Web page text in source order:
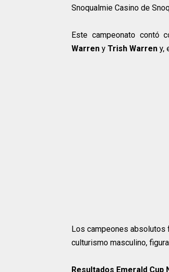
Snoqualmie Casino de
Este campeonato contó
Warren y Trish Warren y,
Los campeones absolutos
culturismo masculino,
Resultados Emerald Cup